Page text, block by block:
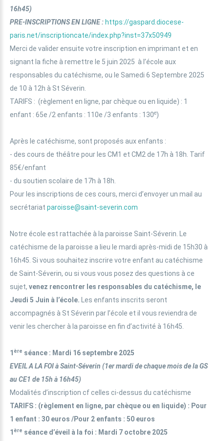
16h45)
PRE-INSCRIPTIONS EN LIGNE: https://gaspard.diocese-
paris.net/inscriptioncate/index.php?inst=37x50949
Merci de valider ensuite votre inscription en imprimant et en
signant la fiche à remettre le 5 juin 2025 à l’école aux
responsables du catéchisme, ou le Samedi 6 Septembre 2025
de 10 à 12h à St Séverin.
TARIFS : (règlement en ligne, par chèque ou en liquide) : 1
enfant : 65e /2 enfants : 110e /3 enfants : 130e)
Après le catéchisme, sont proposés aux enfants :
- des cours de théâtre pour les CM1 et CM2 de 17h à 18h. Tarif
85€/enfant
- du soutien scolaire de 17h à 18h.
Pour les inscriptions de ces cours, merci d’envoyer un mail au
secrétariat paroisse@saint-severin.com
Notre école est rattachée à la paroisse Saint-Séverin. Le
catéchisme de la paroisse a lieu le mardi après-midi de 15h30 à
16h45. Si vous souhaitez inscrire votre enfant au catéchisme
de Saint-Séverin, ou si vous vous posez des questions à ce
sujet, venez rencontrer les responsables du catéchisme, le
Jeudi 5 Juin à l’école.
Les enfants inscrits seront
accompagnés à St Séverin par l’école et il vous reviendra de
venir les chercher à la paroisse en fin d’activité à 16h45.
1 ère séance : Mardi 16 septembre 2025
EVEIL A LA FOI à Saint-Séverin (1er mardi de chaque moisde laGS
au CE1 de 15h à 16h45)
Modalités d’inscription cf celles ci-dessus du catéchisme
TARIFS : (règlement en ligne, par chèque ou en liquide) : Pour
1 enfant : 30 euros /Pour 2 enfants : 50 euros
1 ère séance d’éveil à la foi : Mardi 7 octobre 2025